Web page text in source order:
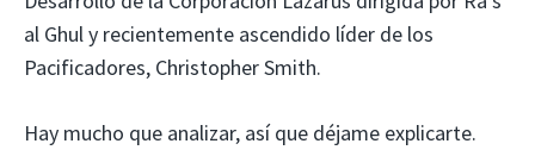
al Ghul y recientemente ascendido líder de los
Pacificadores, Christopher Smith.
Hay mucho que analizar, así que déjame explicarte.